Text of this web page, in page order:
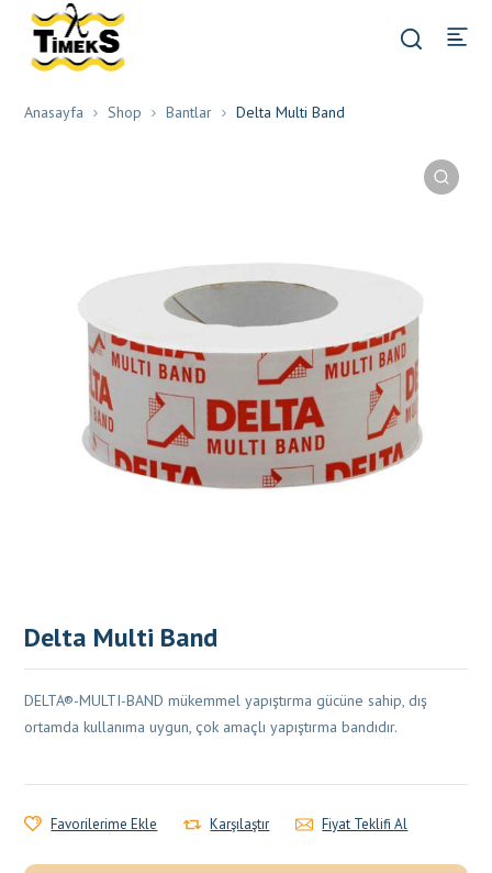
Anasayfa Shop Bantlar Delta Multi Band
Delta Multi Band
DELTA®-MULTI-BAND mükemmel yapıştırma gücüne sahip, dış
ortamda kullanıma uygun, çok amaçlı yapıştırma bandıdır.
Favorilerime Ekle Karşılaştır Fiyat Teklifi Al